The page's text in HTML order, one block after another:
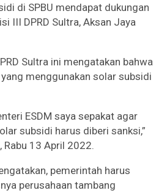
di SPBU mendapat dukungan
III DPRD Sultra, Aksan Jaya
Sultra ini mengatakan bahwa
menggunakan solar subsidi
ESDM saya sepakat agar
subsidi harus diberi sanksi,”
Rabu 13 April 2022.
pemerintah harus
perusahaan tambang